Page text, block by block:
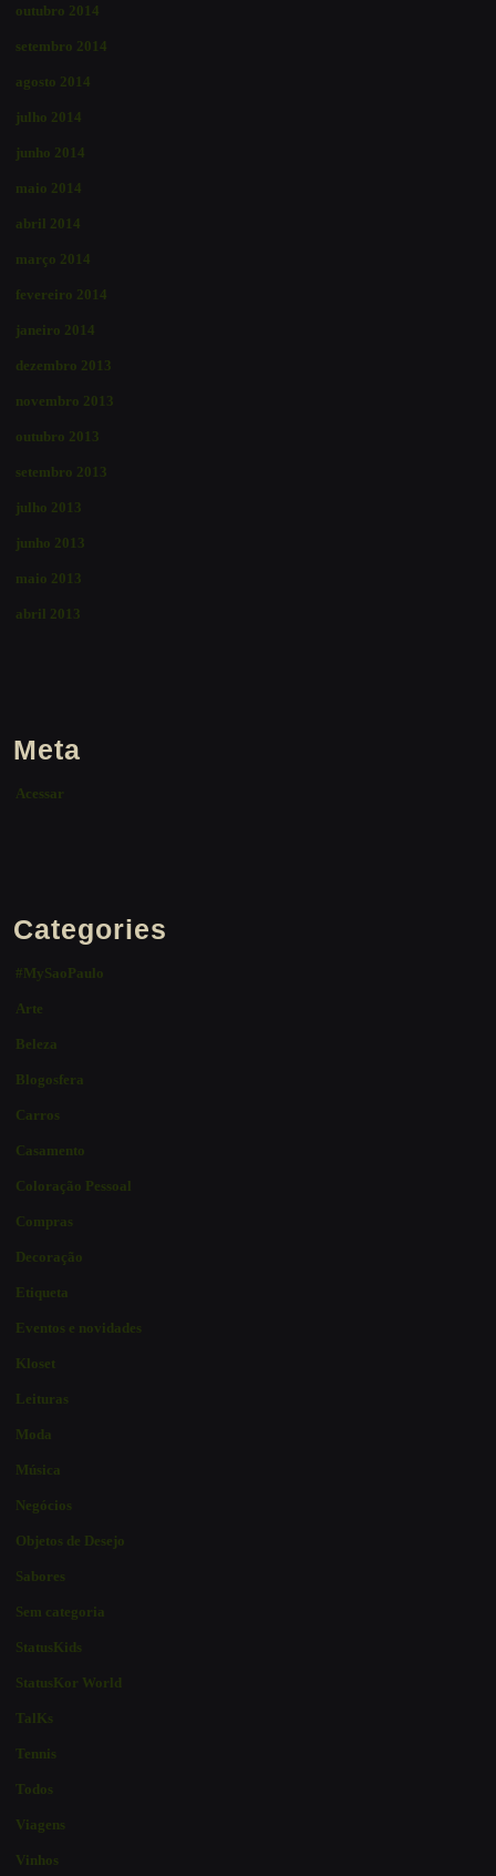
outubro 2014
setembro 2014
agosto 2014
julho 2014
junho 2014
maio 2014
abril 2014
março 2014
fevereiro 2014
janeiro 2014
dezembro 2013
novembro 2013
outubro 2013
setembro 2013
julho 2013
junho 2013
maio 2013
abril 2013
Meta
Acessar
Categories
#MySaoPaulo
Arte
Beleza
Blogosfera
Carros
Casamento
Coloração Pessoal
Compras
Decoração
Etiqueta
Eventos e novidades
Kloset
Leituras
Moda
Música
Negócios
Objetos de Desejo
Sabores
Sem categoria
StatusKids
StatusKor World
TalKs
Tennis
Todos
Viagens
Vinhos